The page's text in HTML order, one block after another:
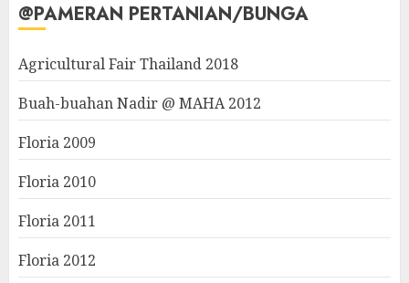
@PAMERAN PERTANIAN/BUNGA
Agricultural Fair Thailand 2018
Buah-buahan Nadir @ MAHA 2012
Floria 2009
Floria 2010
Floria 2011
Floria 2012